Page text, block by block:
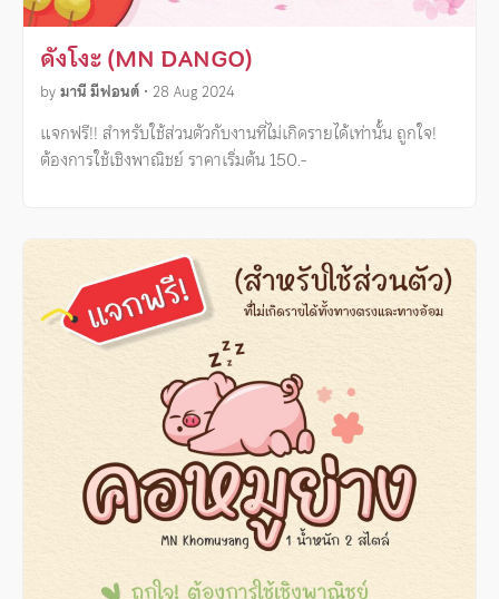
ดังโงะ (MN DANGO)
byมานี มีฟอนต์ • 28 Aug 2024
แจกฟรี!! สำหรับใช้ส่วนตัวกับงานที่ไม่เกิดรายได้เท่านั้น ถูกใจ!
ต้องการใช้เชิงพาณิชย์ ราคาเริ่มต้น 150.-